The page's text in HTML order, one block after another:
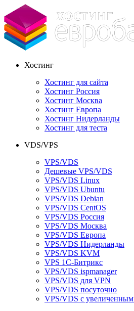
Хостинг
Хостинг для сайта
Хостинг Россия
Хостинг Москва
Хостинг Европа
Хостинг Нидерланды
Хостинг для теста
VDS/VPS
VPS/VDS
Дешевые VPS/VDS
VPS/VDS Linux
VPS/VDS Ubuntu
VPS/VDS Debian
VPS/VDS CentOS
VPS/VDS Россия
VPS/VDS Москва
VPS/VDS Европа
VPS/VDS Нидерланды
VPS/VDS KVM
VPS 1С-Битрикс
VPS/VDS ispmanager
VPS/VDS для VPN
VPS/VDS посуточно
VPS/VDS с